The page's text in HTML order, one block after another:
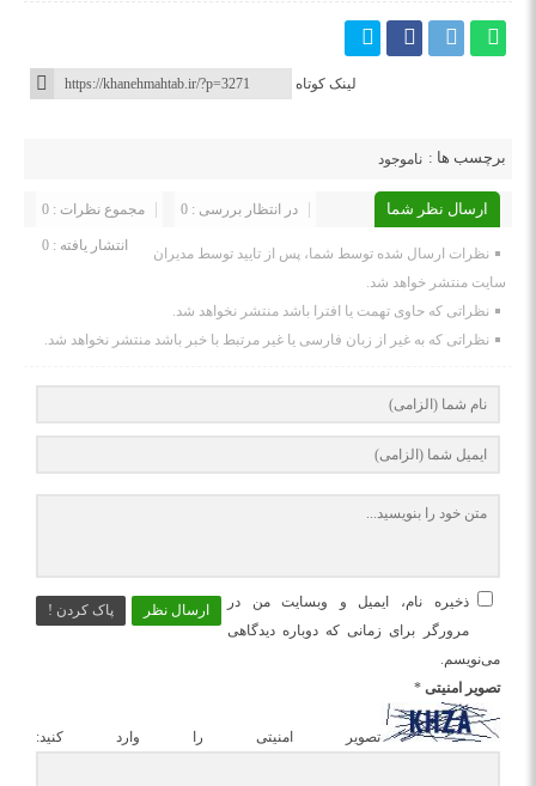
لینک کوتاه
برچسب ها : ناموجود
ارسال نظر شما مجموع نظرات : 0 در انتظار بررسی : 0
انتشار یافته : 0
نظرات ارسال شده توسط شما، پس از تایید توسط مدیران
سایت منتشر خواهد شد.
نظراتی که حاوی تهمت یا افترا باشد منتشر نخواهد شد.
نظراتی که به غیر از زبان فارسی یا غیر مرتبط با خبر باشد منتشر نخواهد شد.
ارسال نظر پاک کردن !
ذخیره نام، ایمیل و وبسایت من در
مرورگر برای زمانی که دوباره دیدگاهی
می‌نویسم.
تصویر امنیتی *
تصویر امنیتی را وارد کنید: